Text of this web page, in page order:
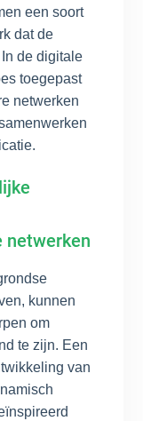
een soort
dat de
de digitale
toegepast
netwerken
netwerken
kunnen
om
te zijn. Een
van